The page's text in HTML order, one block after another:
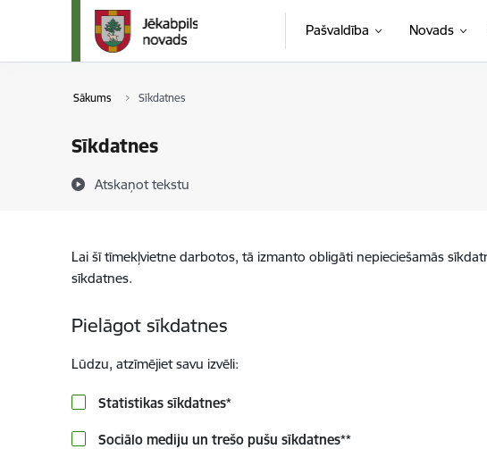
Pāriet uz lapas saturu
Pašvaldība Novads
Sākums Sīkdatnes
Sīkdatnes
Atskaņot tekstu
Lai šī tīmekļvietne darbotos, tā izmanto obligāti nepieciešamās
sīkdatnes.
Pielāgot sīkdatnes
Lūdzu, atzīmējiet savu izvēli:
Statistikas sīkdatnes*
Sociālo mediju un trešo pušu sīkdatnes**